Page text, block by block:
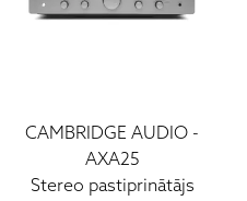
CAMBRIDGE AUDIO -
AXA25
Stereo pastiprinātājs